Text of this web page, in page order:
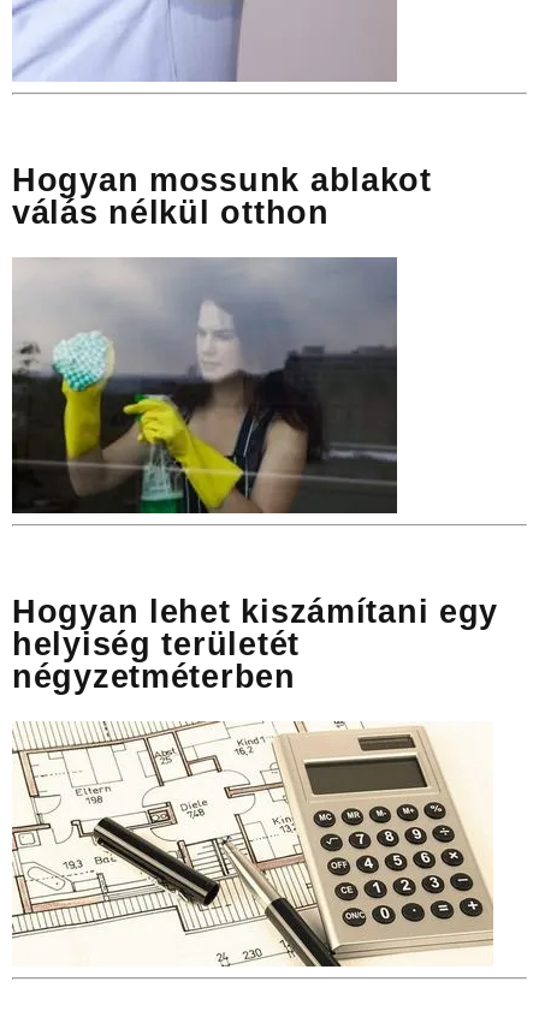
Hogyan mossunk ablakot
válás nélkül otthon
Hogyan lehet kiszámítani egy
helyiség területét
négyzetméterben